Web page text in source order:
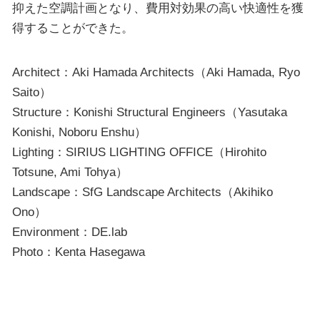
抑えた空調計画となり、費用対効果の高い快適性を獲
得することができた。
Architect：Aki Hamada Architects（Aki Hamada, Ryo
Saito）
Structure：Konishi Structural Engineers（Yasutaka
Konishi, Noboru Enshu）
Lighting：SIRIUS LIGHTING OFFICE（Hirohito
Totsune, Ami Tohya）
Landscape：SfG Landscape Architects（Akihiko
Ono）
Environment：DE.lab
Photo：Kenta Hasegawa